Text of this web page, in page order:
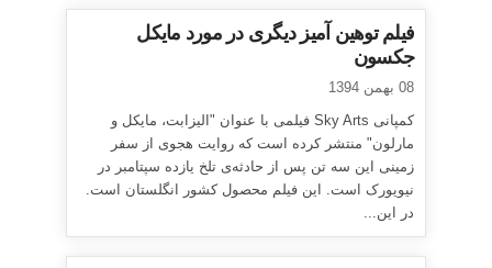
فیلم توهین آمیز دیگری در مورد مایکل
جکسون
08 بهمن 1394
کمپانی Sky Arts فیلمی با عنوان "الیزابت، مایکل و
مارلون" منتشر کرده است که روایت هجوی از سفر
زمینی این سه تن پس از حادثه‌ی تلخ یازده سپتامبر در
نیویورک است. این فیلم محصول کشور انگلستان است.
در این...